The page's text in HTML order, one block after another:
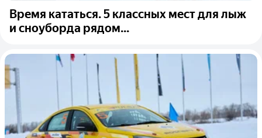
Время кататься. 5 классных мест для лыж
и сноуборда рядом...